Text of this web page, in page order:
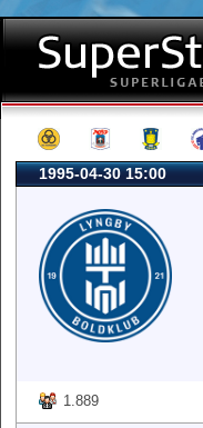
1995-04-30 15:00
1.889